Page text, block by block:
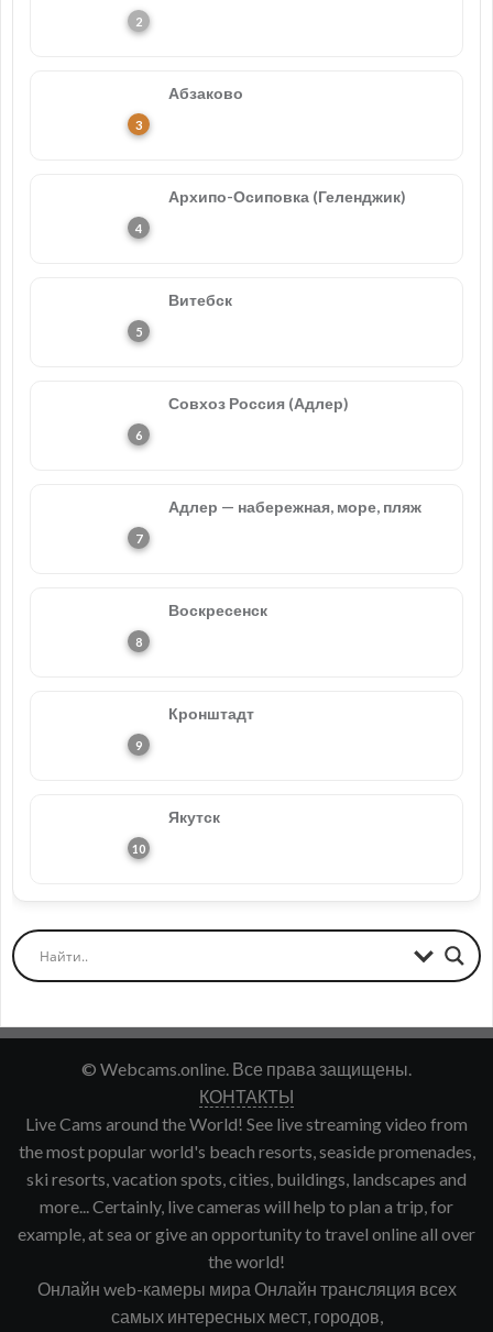
Абзаково
Архипо-Осиповка (Геленджик)
Витебск
Совхоз Россия (Адлер)
Адлер — набережная, море, пляж
Воскресенск
Кронштадт
Якутск
© Webcams.online. Все права защищены.
КОНТАКТЫ
Live Cams around the World! See live streaming video from
the most popular world's beach resorts, seaside promenades,
ski resorts, vacation spots, cities, buildings, landscapes and
more... Certainly, live cameras will help to plan a trip, for
example, at sea or give an opportunity to travel online all over
the world!
Онлайн web-камеры мира Онлайн трансляция всех
самых интересных мест, городов,